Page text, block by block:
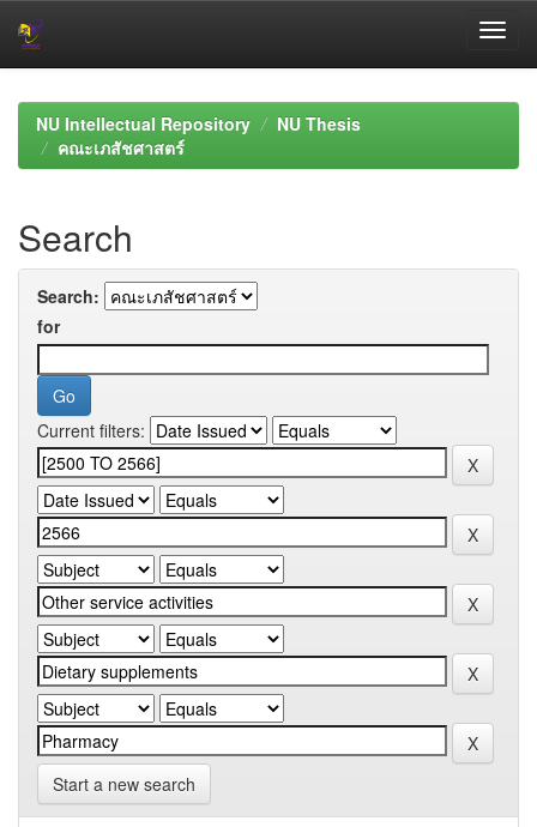
navigationNU Intellectual Repository
NU Thesis
คณะเภสัชศาสตร์
Search
Search:
for
Current filters:
Start a new search